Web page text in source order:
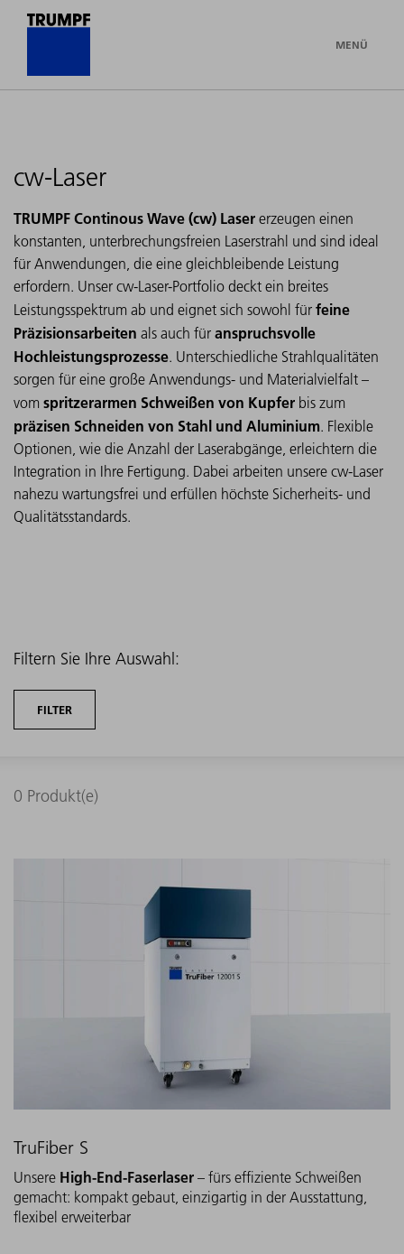
MENÜ
cw-Laser
TRUMPF Continous Wave (cw) Laser erzeugen einen
konstanten, unterbrechungsfreien Laserstrahl und sind ideal
für Anwendungen, die eine gleichbleibende Leistung
erfordern. Unser cw-Laser-Portfolio deckt ein breites
Leistungsspektrum ab und eignet sich sowohl für feine
Präzisionsarbeiten als auch für anspruchsvolle
Hochleistungsprozesse. Unterschiedliche Strahlqualitäten
sorgen für eine große Anwendungs- und Materialvielfalt –
vom spritzerarmen Schweißen von Kupfer bis zum
präzisen Schneiden von Stahl und Aluminium. Flexible
Optionen, wie die Anzahl der Laserabgänge, erleichtern die
Integration in Ihre Fertigung. Dabei arbeiten unsere cw-Laser
nahezu wartungsfrei und erfüllen höchste Sicherheits- und
Qualitätsstandards.
Filtern Sie Ihre Auswahl:
FILTER
0 Produkt(e)
TruFiber S
Unsere High-End-Faserlaser – fürs effiziente Schweißen
gemacht: kompakt gebaut, einzigartig in der Ausstattung,
flexibel erweiterbar